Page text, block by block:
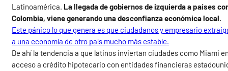
Latinoamérica. La llegada de gobiernos de izquierda a países
Colombia, viene generando una desconfianza económica local.
Este pánico lo que genera es que ciudadanos y empresario
a una economía de otro país mucho más estable.
De ahí la tendencia a que latinos inviertan ciudades como Miami
acceso a crédito hipotecario con entidades financieras